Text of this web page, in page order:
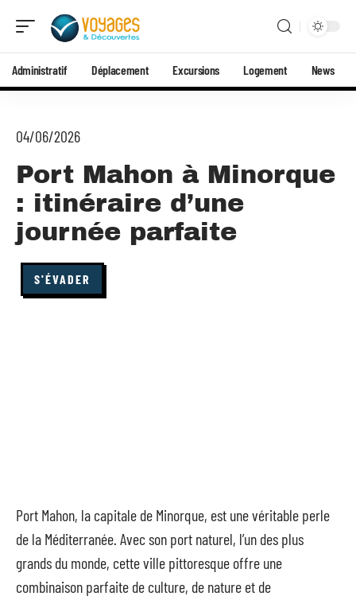
Administratif Déplacement Excursions Logement News
04/06/2026
Port Mahon à Minorque
: itinéraire d’une
journée parfaite
S'ÉVADER
Port Mahon, la capitale de Minorque, est une véritable perle
de la Méditerranée. Avec son port naturel, l’un des plus
grands du monde, cette ville pittoresque offre une
combinaison parfaite de culture, de nature et de